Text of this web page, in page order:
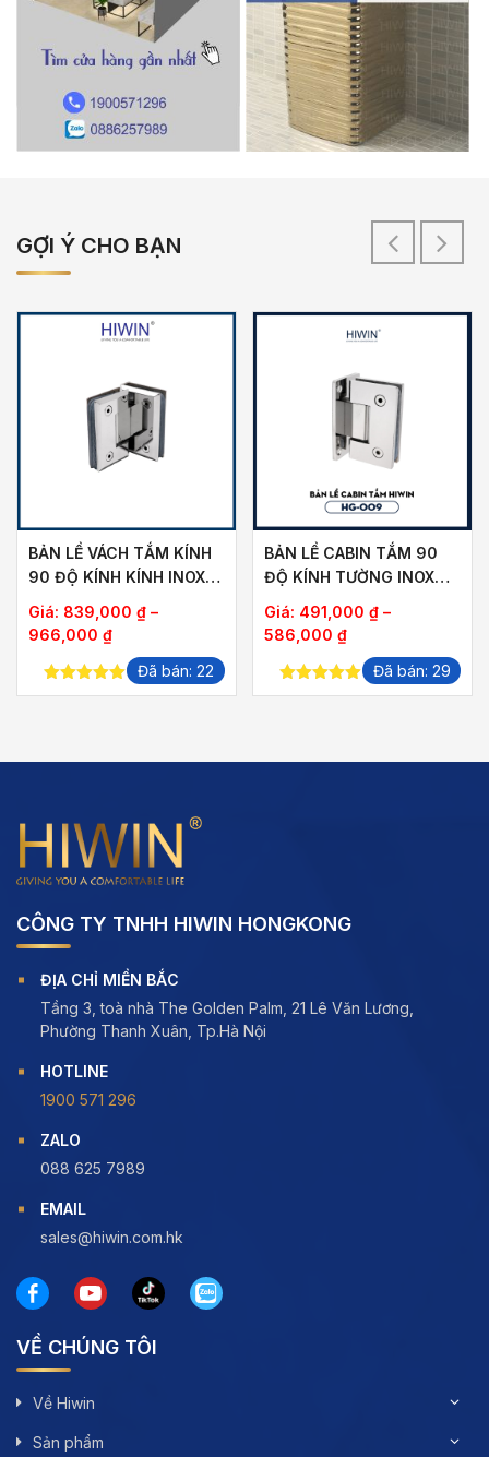
GỢI Ý CHO BẠN
BẢN LỀ VÁCH TẮM KÍNH
90 ĐỘ KÍNH KÍNH INOX
304 HIWIN HG-011
Giá: 839,000 ₫ –
966,000 ₫Khoảng
giá:
từ
5.00out of
Đã bán: 22
BẢN LỀ CABIN TẮM 90
ĐỘ KÍNH TƯỜNG INOX
304 HIWIN HG-009
Giá: 491,000 ₫ –
586,000 ₫Khoảng
giá:
từ
5.00out of
Đã bán: 29
CÔNG TY TNHH HIWIN HONGKONG
ĐỊA CHỈ MIỀN BẮC
Tầng 3, toà nhà The Golden Palm, 21 Lê Văn Lương,
Phường Thanh Xuân, Tp.Hà Nội
HOTLINE
1900 571 296
ZALO
088 625 7989
EMAIL
sales@hiwin.com.hk
VỀ CHÚNG TÔI
Về Hiwin
Sản phẩm